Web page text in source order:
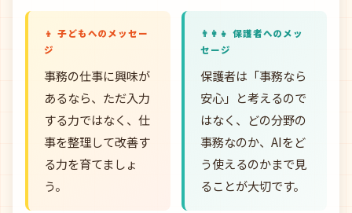
👦 子どもへのメッセー
ジ
事務の仕事に興味が
あるなら、ただ入力
する力ではなく、仕
事を整理して改善す
る力を育てましょ
う。
👨‍👩‍👧 保護者へのメッ
セージ
保護者は「事務なら
安心」と考えるので
はなく、どの分野の
事務なのか、AIをど
う使えるのかまで見
ることが大切です。